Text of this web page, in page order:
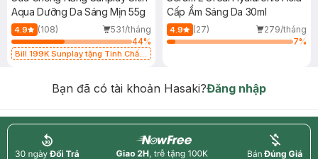
Aqua Dưỡng Da Sáng Mịn 55g
4.9 (108)
531/tháng
44%
Bill 199K Sunplay tặng Tinh Chất
Cấp Ẩm Sáng Da 30ml
4.9 (27)
279/tháng
7%
Bạn đã có tài khoản Hasaki?Đăng nhập